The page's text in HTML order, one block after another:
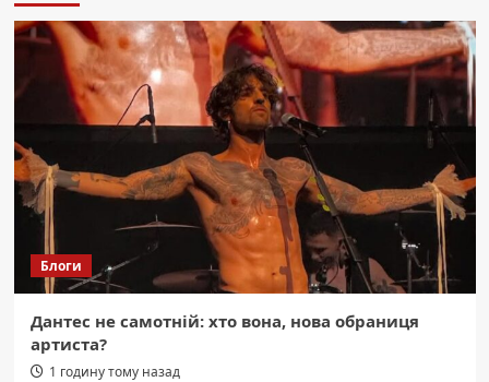
Блоги
Дантес не самотній: хто вона, нова обраниця
артиста?
1 годину тому назад